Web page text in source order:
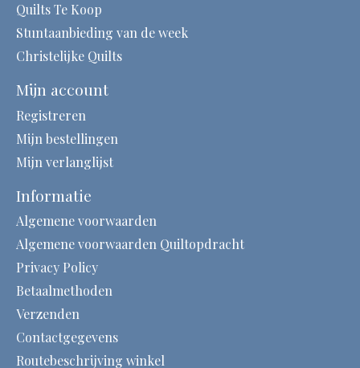
Quilts Te Koop
Stuntaanbieding van de week
Christelijke Quilts
Mijn account
Registreren
Mijn bestellingen
Mijn verlanglijst
Informatie
Algemene voorwaarden
Algemene voorwaarden Quiltopdracht
Privacy Policy
Betaalmethoden
Verzenden
Contactgegevens
Routebeschrijving winkel